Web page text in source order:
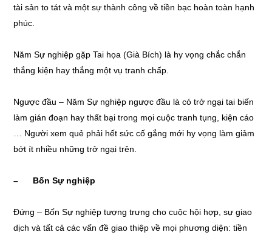
tài sản to tát và một sự thành công về tiền bạc hoàn toàn hạnh
phúc.
Năm Sự nghiệp gặp Tai họa (Già Bích) là hy vọng chắc chắn
thắng kiện hay thắng một vụ tranh chấp.
Ngược đầu – Năm Sự nghiệp ngược đầu là có trở ngại tai biến
làm gián đoạn hay thất bại trong mọi cuộc tranh tụng, kiện cáo
… Người xem quẻ phải hết sức cố gắng mới hy vọng làm giảm
bớt ít nhiều những trở ngại trên.
– Bốn Sự nghiệp
Đứng – Bốn Sự nghiệp tượng trưng cho cuộc hội hợp, sự giao
dịch và tất cả các vấn đề giao thiệp về mọi phương diện: tiền